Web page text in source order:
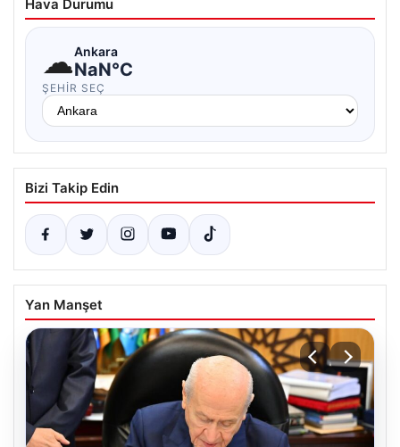
Hava Durumu
☁Ankara
NaN°C
ŞEHIR SEÇ
Bizi Takip Edin
Yan Manşet